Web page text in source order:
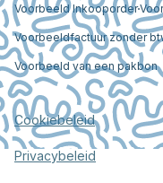
Voorbeeld Inkooporder
Voorbeeldfactuur zonder
Voorbeeld van een pakbon
Cookiebeleid
Privacybeleid